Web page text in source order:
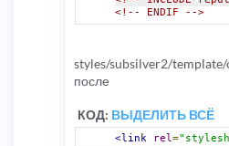
<!-- ENDIF -->
styles/subsilver2/
после
КОД: ВЫДЕЛИТЬ ВСЁ
<link rel=